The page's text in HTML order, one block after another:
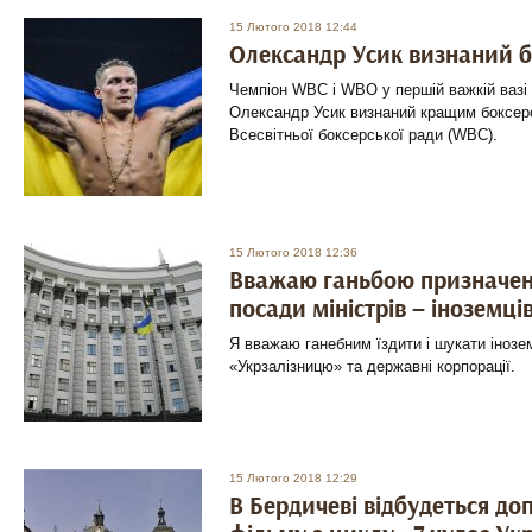
15 Лютого 2018 12:44
Олександр Усик визнаний
Чемпіон WBC і WBO у першій важкій
Олександр Усик визнаний кращим
Всесвітньої боксерської ради (WBC).
15 Лютого 2018 12:36
Вважаю ганьбою
посади міністрів –
Я вважаю ганебним їздити і шукати
«Укрзалізницю» та державні корпорації.
15 Лютого 2018 12:29
В Бердичеві відбудеться